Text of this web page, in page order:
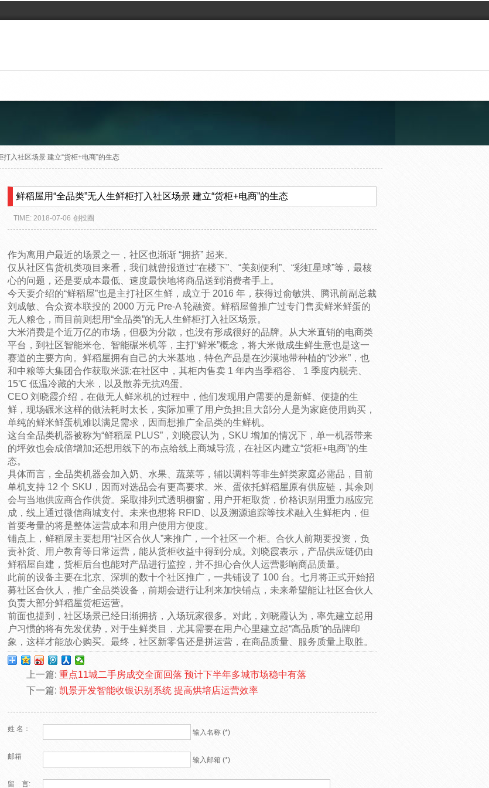
打入社区场景 建立“货柜+电商”的生态
鲜稻屋用“全品类”无人生鲜柜打入社区场景 建立“货柜+电商”的生态
TIME: 2018-07-06 创投圈
作为离用户最近的场景之一，社区也渐渐 “拥挤” 起来。
仅从社区售货机类项目来看，我们就曾报道过“在楼下”、“美刻便利”、“彩虹星球”等，最核
心的问题，还是要成本最低、速度最快地将商品送到消费者手上。
今天要介绍的“鲜稻屋”也是主打社区生鲜，成立于 2016 年，获得过俞敏洪、腾讯前副总裁
刘成敏、合众资本联投的 2000 万元 Pre-A 轮融资。鲜稻屋曾推广过专门售卖鲜米鲜蛋的
无人粮仓，而目前则想用“全品类”的无人生鲜柜打入社区场景。
大米消费是个近万亿的市场，但极为分散，也没有形成很好的品牌。从大米直销的电商类
平台，到社区智能米仓、智能碾米机等，主打“鲜米”概念，将大米做成生鲜生意也是这一
赛道的主要方向。鲜稻屋拥有自己的大米基地，特色产品是在沙漠地带种植的“沙米”，也
和中粮等大集团合作获取米源;在社区中，其柜内售卖 1 年内当季稻谷、 1 季度内脱壳、
15℃ 低温冷藏的大米，以及散养无抗鸡蛋。
CEO 刘晓霞介绍，在做无人鲜米机的过程中，他们发现用户需要的是新鲜、便捷的生
鲜，现场碾米这样的做法耗时太长，实际加重了用户负担;且大部分人是为家庭使用购买，
单纯的鲜米鲜蛋机难以满足需求，因而想推广全品类的生鲜机。
这台全品类机器被称为“鲜稻屋 PLUS”，刘晓霞认为，SKU 增加的情况下，单一机器带来
的坪效也会成倍增加;还想用线下的布点给线上商城导流，在社区内建立“货柜+电商”的生
态。
具体而言，全品类机器会加入奶、水果、蔬菜等，辅以调料等非生鲜类家庭必需品，目前
单机支持 12 个 SKU，因而对选品会有更高要求。米、蛋依托鲜稻屋原有供应链，其余则
会与当地供应商合作供货。采取排列式透明橱窗，用户开柜取货，价格识别用重力感应完
成，线上通过微信商城支付。未来也想将 RFID、以及溯源追踪等技术融入生鲜柜内，但
首要考量的将是整体运营成本和用户使用方便度。
铺点上，鲜稻屋主要想用“社区合伙人”来推广，一个社区一个柜。合伙人前期要投资，负
责补货、用户教育等日常运营，能从货柜收益中得到分成。刘晓霞表示，产品供应链仍由
鲜稻屋自建，货柜后台也能对产品进行监控，并不担心合伙人运营影响商品质量。
此前的设备主要在北京、深圳的数十个社区推广，一共铺设了 100 台。七月将正式开始招
募社区合伙人，推广全品类设备，前期会进行让利来加快铺点，未来希望能让社区合伙人
负责大部分鲜稻屋货柜运营。
前面也提到，社区场景已经日渐拥挤，入场玩家很多。对此，刘晓霞认为，率先建立起用
户习惯的将有先发优势，对于生鲜类目，尤其需要在用户心里建立起“高品质”的品牌印
象，这样才能放心购买。最终，社区新零售还是拼运营，在商品质量、服务质量上取胜。
上一篇: 重点11城二手房成交全面回落 预计下半年多城市场稳中有落
下一篇: 凯景开发智能收银识别系统 提高烘培店运营效率
姓 名： 输入名称 (*)
邮箱 输入邮箱 (*)
留 言: